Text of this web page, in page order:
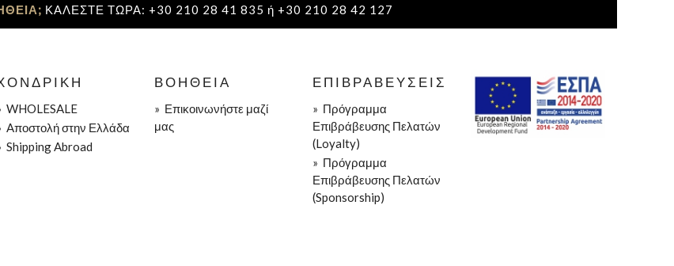
ΚΑΛΕΣΤΕ ΤΩΡΑ: +30 210 28 41 835 ή +30 210 28 42 127
WHOLESALE
Aποστολή στην Ελλάδα
Shipping Abroad
ΒΟΉΘΕΙΑ
» Επικοινωνήστε μαζί
μας
ΕΠΙΒΡΑΒΕΎΣΕΙΣ
» Πρόγραμμα
Επιβράβευσης Πελατών
(Loyalty)
» Πρόγραμμα
Επιβράβευσης Πελατών
(Sponsorship)